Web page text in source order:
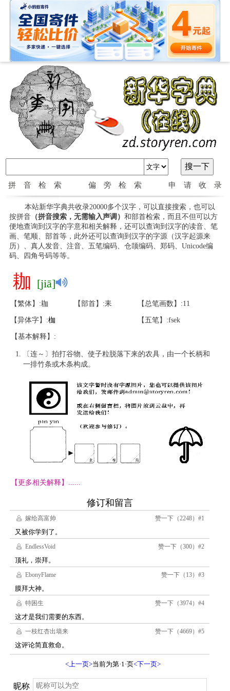
拼音检索 偏旁检索 申请收录
本站新华字典共收录20000多个汉字，可以直接搜索，也可以
按拼音（拼音搜索，无需输入声调） 和部首检索，而且不但可以方
便地查询到汉字的字意和相关解释，还可以查询到汉字的读音、笔
画、笔顺、部首等，此外还可以查询到汉字的字源（汉字起源来
历）、真人发音、注音、五笔编码、仓颉编码、郑码、Unicode编
码、四角号码等等。
耞 [jiā]
【繁体】:耞 【部首】:耒 【总笔画数】:11
【异体字】:枷 【五笔】:fsek
【基本解释】:
〔连～〕拍打谷物、使子粒脱落下来的农具，由一个长柄和
一排竹条或木条构成。
【更多相关解释】......